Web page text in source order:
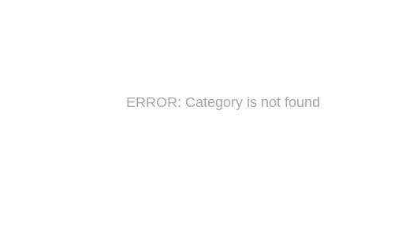
ERROR: Category is not found